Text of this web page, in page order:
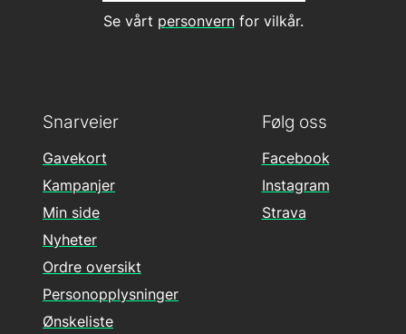
Se vårt personvernfor vilkår.
Følg oss
Facebook
Instagram
Strava
Snarveier
Gavekort
Kampanjer
Min side
Nyheter
Ordre oversikt
Personopplysninger
Ønskeliste